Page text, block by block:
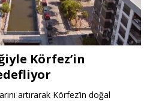
Körfez’in
artırarak Körfez’in doğal